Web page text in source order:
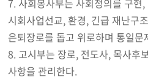
7. 사회봉사부는 사회정의를 구현
시회사업선교, 환경, 긴급 재난구
은퇴장로를 돕고 위로하며 통일
8. 고시부는 장로, 전도사, 목사후
사항을 관리한다.